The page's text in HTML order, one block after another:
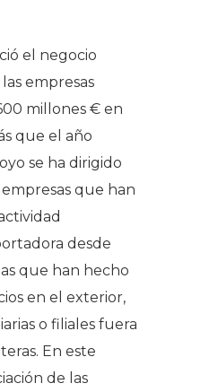
el negocio
empresas
millones € en
que el año
se ha dirigido
que han
desde
que han hecho
en el exterior,
o filiales fuera
En este
de las